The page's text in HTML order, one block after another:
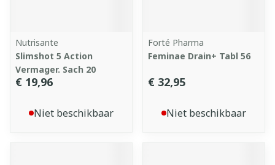
Nutrisante
Slimshot 5 Action
Vermager. Sach 20
€ 19,96
Niet beschikbaar
Forté Pharma
Feminae Drain+ Tabl 56
€ 32,95
Niet beschikbaar